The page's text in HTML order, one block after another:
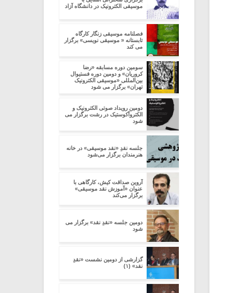
موسیقی الکترونیک در دانشگاه آزاد
فصلنامه موسیقی زنگار کارگاه
تابستانه « موسیقی نویسى» برگزار
می کند
سومین دوره مسابقه «رضا
کروریان» و دومین دوره فستیوال
بین‌المللی «موسیقی الکترونیک
تهران» برگزار می شود
دومین رویداد صوتی الکترونیک و
الکتروآکوستیک در رشت برگزار می
شود
جلسه نقدِ «نقد موسیقی» در خانه
هنرمندان برگزار می‌شود
آروین صداقت کیش، کارگاهی با
عنوان «آموزش نقد موسیقی»
برگزار می‌کند
دومین جلسه «نقدِ نقد» برگزار می
شود
گزارشی از دومین نشست «نقدِ
نقد» (۱)